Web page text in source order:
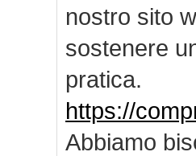
nostro sito
sostenere
pratica.
https://
Abbiamo